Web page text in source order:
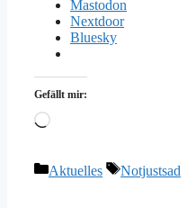
Mastodon
Nextdoor
Bluesky
Gefällt mir:
Wird
Kategorien
Aktuelles Schlagwörter
Notjustsad